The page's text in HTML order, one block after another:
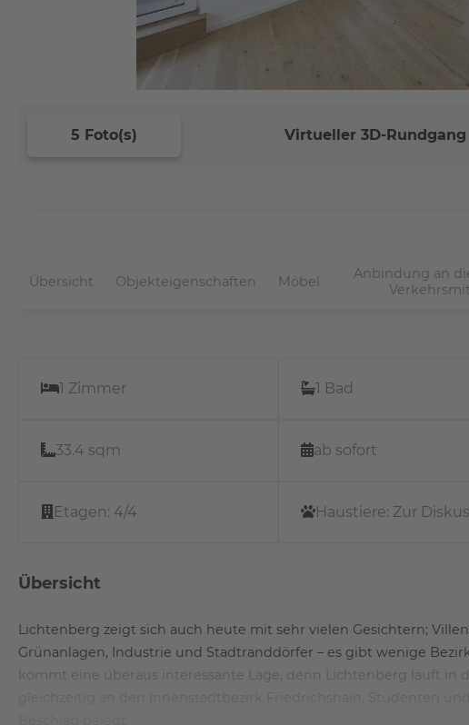
5 Foto(s) Virtueller 3D-Rundgang
Übersicht Objekteigenschaften Möbel
Anbindung an
1 Zimmer 1 Bad
33.4 sqm ab sofort
Etagen: 4/4 Haustiere: Zur
Übersicht
Lichtenberg zeigt sich auch heute mit sehr vielen Gesichtern;
Grünanlagen, Industrie und Stadtranddörfer – es gibt wenige
kommt eine überaus interessante Lage, denn Lichtenberg läuft in